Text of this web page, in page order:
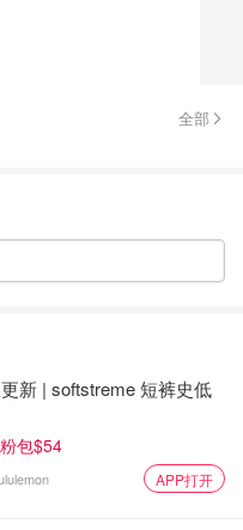
全部
新 | softstreme 短裤史低
包$54
APP打开